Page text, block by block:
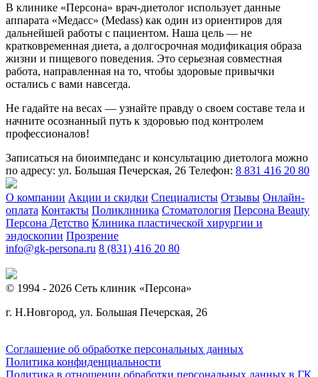
В клинике «Персона» врач-диетолог использует данные
аппарата «Медасс» (Medass) как один из ориентиров для
дальнейшей работы с пациентом. Наша цель — не
кратковременная диета, а долгосрочная модификация образа
жизни и пищевого поведения. Это серьезная совместная
работа, направленная на то, чтобы здоровые привычки
остались с вами навсегда.
Не гадайте на весах — узнайте правду о своем составе тела и
начните осознанный путь к здоровью под контролем
профессионалов!
Записаться на биоимпеданс и консультацию диетолога можно
по адресу: ул. Большая Печерская, 26 Телефон: 8 831 416 20 80
О компании Акции и скидки Специалисты Отзывы Онлайн-
оплата Контакты Поликлиника Стоматология Персона Beauty
Персона Детство Клиника пластической хирургии и
эндоскопии Прозрение
info@gk-persona.ru 8 (831) 416 20 80
© 1994 - 2026 Сеть клиник «Персона»
г. Н.Новгород, ул. Большая Печерская, 26
Соглашение об обработке персональных данных
Политика конфиденциальности
Политика в отношении обработки персональных данных в ГК